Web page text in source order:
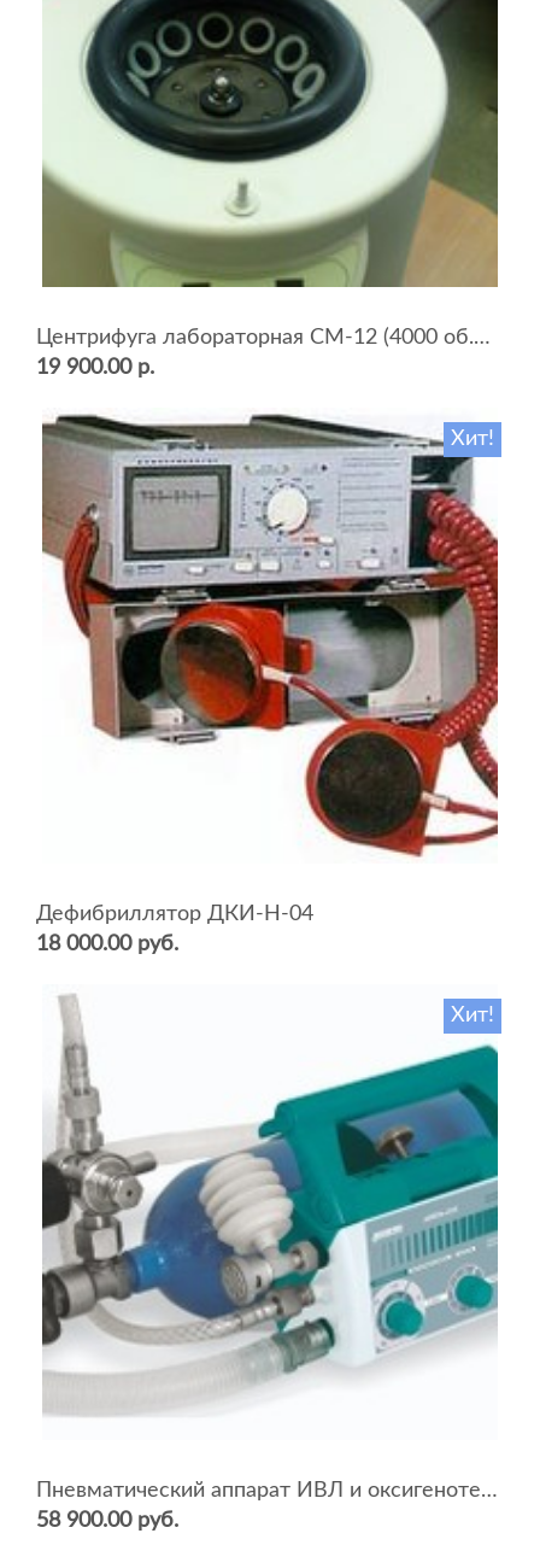
Центрифуга лабораторная СМ-12 (4000 об.мин, 12 пробирок)
19 900.00 р.
Хит!
Дефибриллятор ДКИ-Н-04
18 000.00 руб.
Хит!
Пневматический аппарат ИВЛ и оксигенотерапии портативный АИВЛп-2/20-«ТМТ»
58 900.00 руб.